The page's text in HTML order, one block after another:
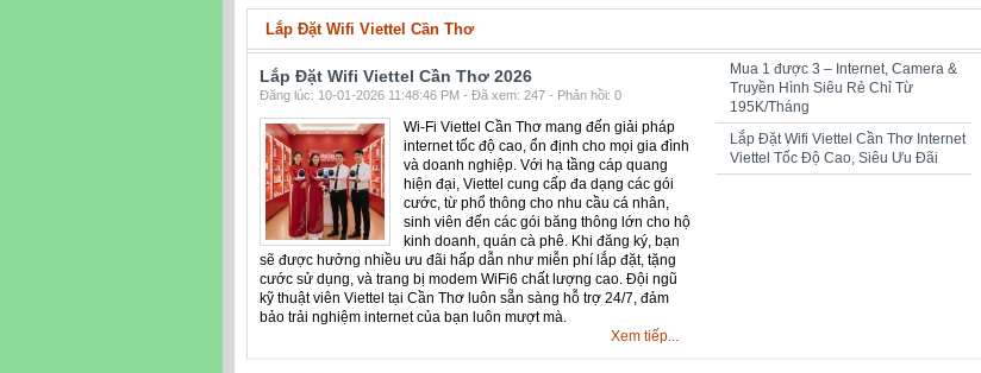
Lắp Đặt Wifi Viettel Cần Thơ
Lắp Đặt Wifi Viettel Cần Thơ 2026
Đăng lúc: 10-01-2026 11:48:46 PM - Đã xem: 247 - Phản hồi: 0
Wi-Fi Viettel Cần Thơ mang đến giải pháp
internet tốc độ cao, ổn định cho mọi gia đình
và doanh nghiệp. Với hạ tầng cáp quang
hiện đại, Viettel cung cấp đa dạng các gói
cước, từ phổ thông cho nhu cầu cá nhân,
sinh viên đến các gói băng thông lớn cho hộ
kinh doanh, quán cà phê. Khi đăng ký, bạn
sẽ được hưởng nhiều ưu đãi hấp dẫn như miễn phí lắp đặt, tặng
cước sử dụng, và trang bị modem WiFi6 chất lượng cao. Đội ngũ
kỹ thuật viên Viettel tại Cần Thơ luôn sẵn sàng hỗ trợ 24/7, đảm
bảo trải nghiệm internet của bạn luôn mượt mà.
Xem tiếp...
Mua 1 được 3 – Internet, Camera &
Truyền Hình Siêu Rẻ Chỉ Từ
195K/Tháng
Lắp Đặt Wifi Viettel Cần Thơ Internet
Viettel Tốc Độ Cao, Siêu Ưu Đãi